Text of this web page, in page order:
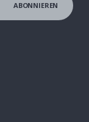
ABONNIEREN